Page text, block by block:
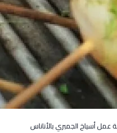
عمل أسياخ الجمبري بالأناناس